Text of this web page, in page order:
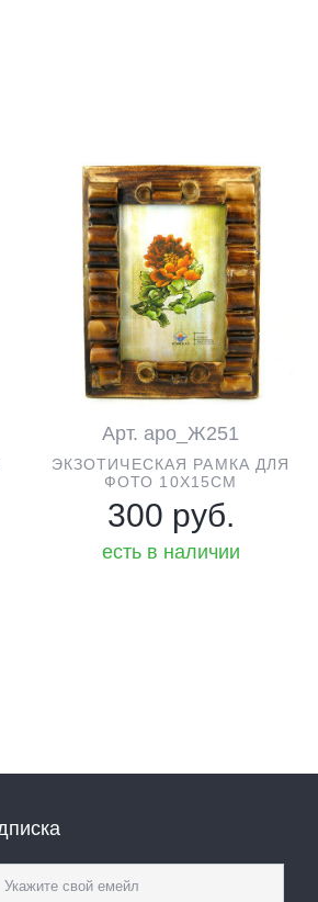
Арт. аро_Ж251
ЭКЗОТИЧЕСКАЯ РАМКА ДЛЯ
ФОТО 10Х15СМ
300 руб.
есть в наличии